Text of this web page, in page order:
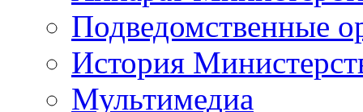
Подведомственные
История
Мультимедиа